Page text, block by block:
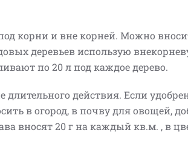
корни и вне корней. Можно
деревьев использую
по 20 л под каждое дерево.
длительного действия. Если
в огород, в почву для овощей,
вносят 20 г на каждый кв.м. , в